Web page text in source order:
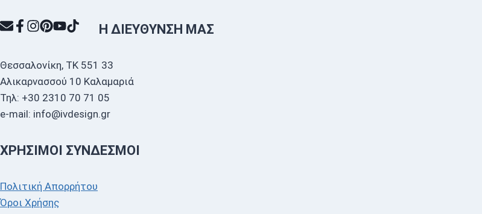
Η ΔΙΕΎΘΥΝΣΗ ΜΑΣ
Θεσσαλονίκη, ΤΚ 551 33
Αλικαρνασσού 10 Καλαμαριά
Τηλ: +30 2310 70 71 05
e-mail: info@ivdesign.gr
ΧΡΉΣΙΜΟΙ ΣΎΝΔΕΣΜΟΙ
Πολιτική Απορρήτου
Όροι Χρήσης